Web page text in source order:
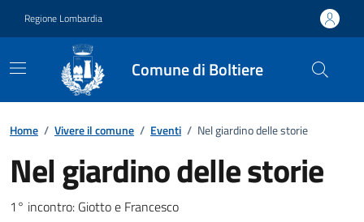
Regione Lombardia
Comune di Boltiere
Home / Vivere il comune / Eventi / Nel giardino delle storie
Nel giardino delle storie
Dettagli della notizia
1° incontro: Giotto e Francesco